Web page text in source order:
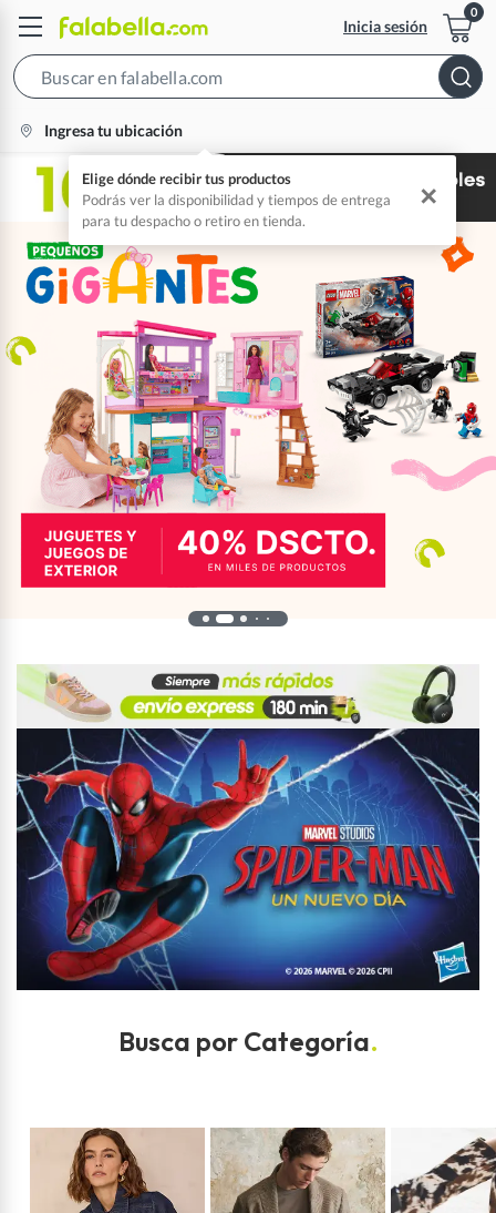
Inicia sesión
location-
Ingresa tu ubicación
Elige dónde recibir tus productos
Podrás ver la disponibilidad y tiempos de entrega
para tu despacho o retiro en tienda.
✕
Busca por Categoría.